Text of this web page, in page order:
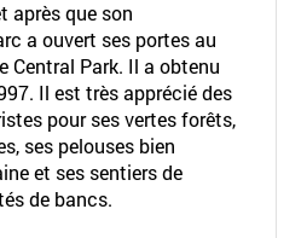
après que son
a ouvert ses portes au
Central Park. Il a obtenu
Il est très apprécié des
pour ses vertes forêts,
ses pelouses bien
et ses sentiers de
de bancs.